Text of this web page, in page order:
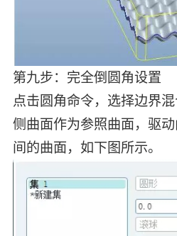
第九步：完全倒圆角设置
点击圆角命令，选择边界
侧曲面作为参照曲面，驱
间的曲面，如下图所示。